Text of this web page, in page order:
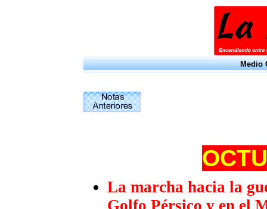
Medio
La marcha hacia la
Golfo Pérsico y en el